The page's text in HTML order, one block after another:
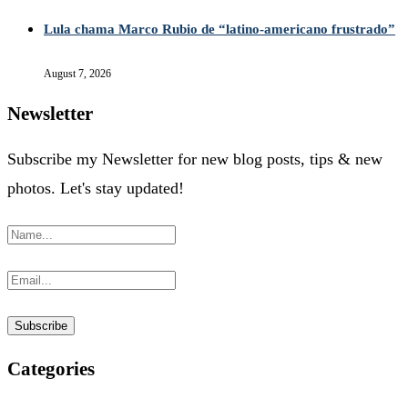
Lula chama Marco Rubio de “latino-americano frustrado”
August 7, 2026
Newsletter
Subscribe my Newsletter for new blog posts, tips & new
photos. Let's stay updated!
Categories